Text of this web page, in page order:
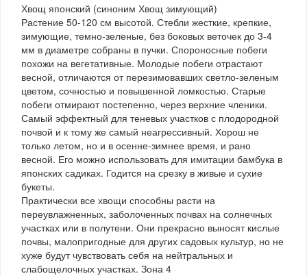
Хвощ японский (синоним Хвощ зимующий)
Растение 50-120 см высотой. Стебли жесткие, крепкие,
зимующие, темно-зеленые, без боковых веточек до 3-4
мм в диаметре собраны в пучки. Спороносные побеги
похожи на вегетативные. Молодые побеги отрастают
весной, отличаются от перезимовавших светло-зеленым
цветом, сочностью и повышенной ломкостью. Старые
побеги отмирают постепенно, через верхние членики.
Самый эффектный для теневых участков с плодородной
почвой и к тому же самый неагрессивный. Хорош не
только летом, но и в осенне-зимнее время, и рано
весной. Его можно использовать для имитации бамбука в
японских садиках. Годится на срезку в живые и сухие
букеты.
Практически все хвощи способны расти на
переувлажненных, заболоченных почвах на солнечных
участках или в полутени. Они прекрасно выносят кислые
почвы, малопригодные для других садовых культур, но не
хуже будут чувствовать себя на нейтральных и
слабощелочных участках. Зона 4